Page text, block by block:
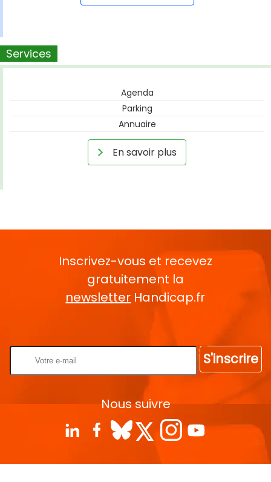
Services
Agenda
Parking
Annuaire
En savoir plus
Inscrivez-vous et recevez
gratuitement la
newsletter Handicap.fr
S'inscrire
Nous suivre